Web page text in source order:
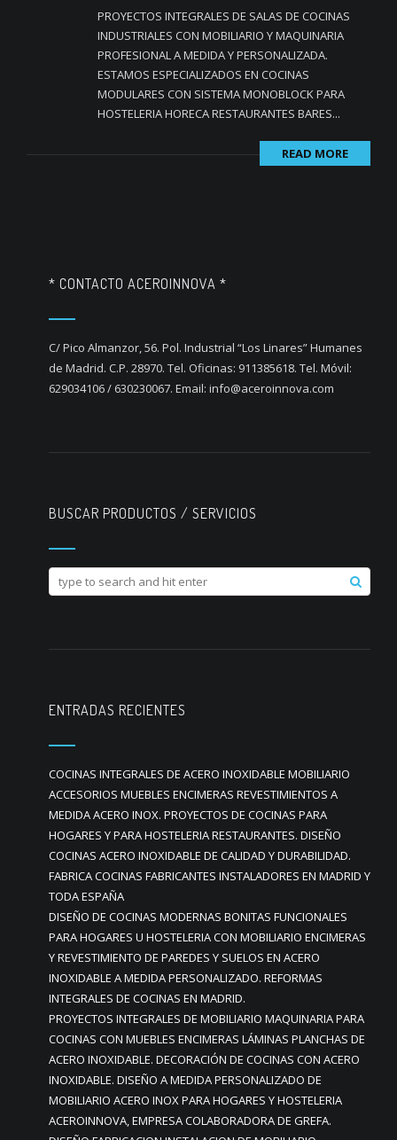
PROYECTOS INTEGRALES DE SALAS DE COCINAS
INDUSTRIALES CON MOBILIARIO Y MAQUINARIA
PROFESIONAL A MEDIDA Y PERSONALIZADA.
ESTAMOS ESPECIALIZADOS EN COCINAS
MODULARES CON SISTEMA MONOBLOCK PARA
HOSTELERIA HORECA RESTAURANTES BARES...
READ MORE
* CONTACTO ACEROINNOVA *
C/ Pico Almanzor, 56. Pol. Industrial “Los Linares” Humanes
de Madrid. C.P. 28970. Tel. Oficinas: 911385618. Tel. Móvil:
629034106 / 630230067. Email: info@aceroinnova.com
BUSCAR PRODUCTOS / SERVICIOS
ENTRADAS RECIENTES
COCINAS INTEGRALES DE ACERO INOXIDABLE MOBILIARIO
ACCESORIOS MUEBLES ENCIMERAS REVESTIMIENTOS A
MEDIDA ACERO INOX. PROYECTOS DE COCINAS PARA
HOGARES Y PARA HOSTELERIA RESTAURANTES. DISEÑO
COCINAS ACERO INOXIDABLE DE CALIDAD Y DURABILIDAD.
FABRICA COCINAS FABRICANTES INSTALADORES EN MADRID Y
TODA ESPAÑA
DISEÑO DE COCINAS MODERNAS BONITAS FUNCIONALES
PARA HOGARES U HOSTELERIA CON MOBILIARIO ENCIMERAS
Y REVESTIMIENTO DE PAREDES Y SUELOS EN ACERO
INOXIDABLE A MEDIDA PERSONALIZADO. REFORMAS
INTEGRALES DE COCINAS EN MADRID.
PROYECTOS INTEGRALES DE MOBILIARIO MAQUINARIA PARA
COCINAS CON MUEBLES ENCIMERAS LÁMINAS PLANCHAS DE
ACERO INOXIDABLE. DECORACIÓN DE COCINAS CON ACERO
INOXIDABLE. DISEÑO A MEDIDA PERSONALIZADO DE
MOBILIARIO ACERO INOX PARA HOGARES Y HOSTELERIA
ACEROINNOVA, EMPRESA COLABORADORA DE GREFA.